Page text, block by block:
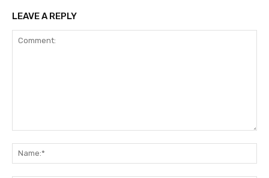
LEAVE A REPLY